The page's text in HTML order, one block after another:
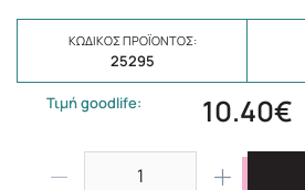
ΚΩΔΙΚΌΣ ΠΡΟΪΌΝΤΟΣ:
25295
Τιμή goodlife: 10.40€